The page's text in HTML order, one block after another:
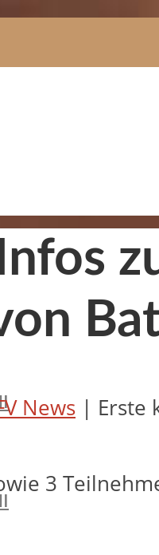
News | Erste
3